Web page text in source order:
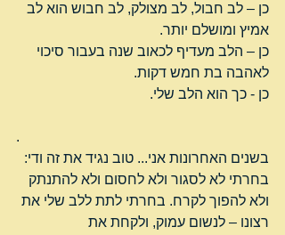
כן – לב חבול, לב מצולק, לב חבוש הוא לב
אמיץ ומושלם יותר.
כן – הלב מעדיף לכאוב שנה בעבור סיכוי
לאהבה בת חמש דקות.
כן - כך הוא הלב שלי.
.
בשנים האחרונות אני... טוב נגיד את זה ודי:
בחרתי לא לסגור ולא לחסום ולא להתנתק
ולא להפוך לקרח. בחרתי לתת ללב שלי את
רצונו – לנשום עמוק, ולקחת את